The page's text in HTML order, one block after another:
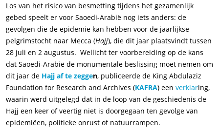
Los van het risico van besmetting tijdens het gezamenlijk
gebed speelt er voor Saoedi-Arabië nog iets anders: de
gevolgen die de epidemie kan hebben voor de jaarlijkse
pelgrimstocht naar Mecca (Hajj), die dit jaar plaatsvindt tussen
28 juli en 2 augustus. Wellicht ter voorbereiding op de kans
dat Saoedi-Arabië de monumentale beslissing moet nemen om
dit jaar de Hajj af te zeggen, publiceerde de King Abdulaziz
Foundation for Research and Archives (KAFRA) een verklaring,
waarin werd uitgelegd dat in de loop van de geschiedenis de
Hajj een keer of veertig niet is doorgegaan ten gevolge van
epidemiëen, politieke onrust of natuurrampen.